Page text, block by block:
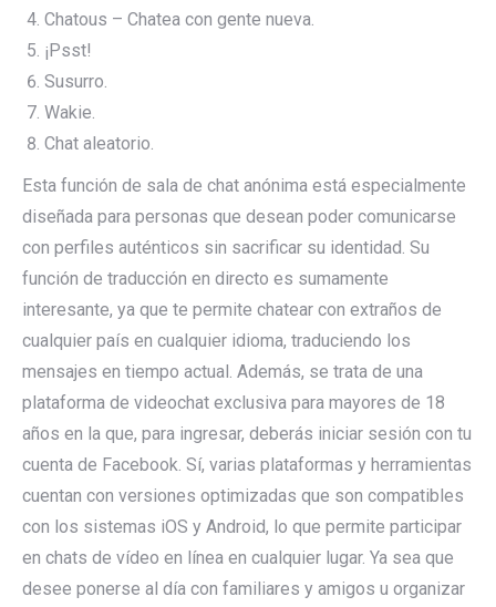
Chatous – Chatea con gente nueva.
¡Psst!
Susurro.
Wakie.
Chat aleatorio.
Esta función de sala de chat anónima está especialmente
diseñada para personas que desean poder comunicarse
con perfiles auténticos sin sacrificar su identidad. Su
función de traducción en directo es sumamente
interesante, ya que te permite chatear con extraños de
cualquier país en cualquier idioma, traduciendo los
mensajes en tiempo actual. Además, se trata de una
plataforma de videochat exclusiva para mayores de 18
años en la que, para ingresar, deberás iniciar sesión con tu
cuenta de Facebook. Sí, varias plataformas y herramientas
cuentan con versiones optimizadas que son compatibles
con los sistemas iOS y Android, lo que permite participar
en chats de vídeo en línea en cualquier lugar. Ya sea que
desee ponerse al día con familiares y amigos u organizar